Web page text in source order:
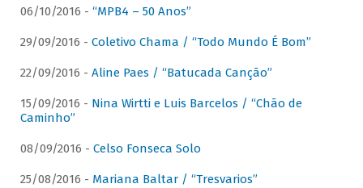
06/10/2016 - “MPB4 – 50 Anos”
29/09/2016 - Coletivo Chama / “Todo Mundo É Bom”
22/09/2016 - Aline Paes / “Batucada Canção”
15/09/2016 - Nina Wirtti e Luis Barcelos / “Chão de
Caminho”
08/09/2016 - Celso Fonseca Solo
25/08/2016 - Mariana Baltar / “Tresvarios”